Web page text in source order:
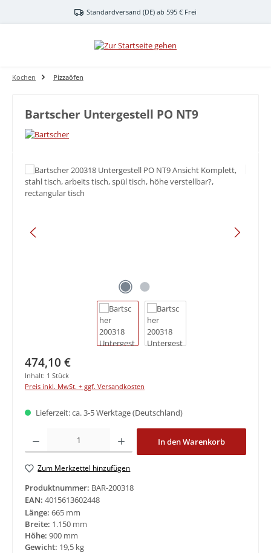
Zum Hauptinhalt springenStandardversand (DE) ab 595 € Frei
Kochen Pizzaöfen
Bartscher Untergestell PO NT9
Bildergalerie überspringen
Regulärer Preis:
474,10 €
Inhalt: 1 Stück
Preis inkl. MwSt. + ggf. Versandkosten
Lieferzeit: ca. 3-5 Werktage (Deutschland)
Produkt Anzahl: Gib den gewünschten Wert ein oder benutze die
In den Warenkorb
Zum Merkzettel hinzufügen
Produktnummer: BAR-200318
EAN: 4015613602448
Länge: 665 mm
Breite: 1.150 mm
Höhe: 900 mm
Gewicht: 19,5 kg